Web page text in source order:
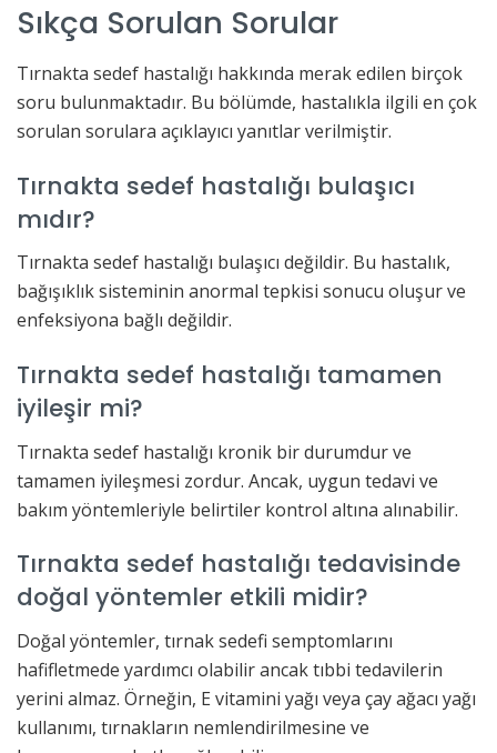
Sıkça Sorulan Sorular
Tırnakta sedef hastalığı hakkında merak edilen birçok
soru bulunmaktadır. Bu bölümde, hastalıkla ilgili en çok
sorulan sorulara açıklayıcı yanıtlar verilmiştir.
Tırnakta sedef hastalığı bulaşıcı
mıdır?
Tırnakta sedef hastalığı bulaşıcı değildir. Bu hastalık,
bağışıklık sisteminin anormal tepkisi sonucu oluşur ve
enfeksiyona bağlı değildir.
Tırnakta sedef hastalığı tamamen
iyileşir mi?
Tırnakta sedef hastalığı kronik bir durumdur ve
tamamen iyileşmesi zordur. Ancak, uygun tedavi ve
bakım yöntemleriyle belirtiler kontrol altına alınabilir.
Tırnakta sedef hastalığı tedavisinde
doğal yöntemler etkili midir?
Doğal yöntemler, tırnak sedefi semptomlarını
hafifletmede yardımcı olabilir ancak tıbbi tedavilerin
yerini almaz. Örneğin, E vitamini yağı veya çay ağacı yağı
kullanımı, tırnakların nemlendirilmesine ve